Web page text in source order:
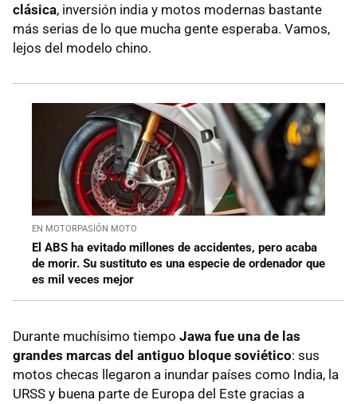
clásica, inversión india y motos modernas bastante
más serias de lo que mucha gente esperaba. Vamos,
lejos del modelo chino.
EN MOTORPASIÓN MOTO
El ABS ha evitado millones de accidentes, pero acaba
de morir. Su sustituto es una especie de ordenador que
es mil veces mejor
Durante muchísimo tiempo Jawa fue una de las
grandes marcas del antiguo bloque soviético: sus
motos checas llegaron a inundar países como India, la
URSS y buena parte de Europa del Este gracias a